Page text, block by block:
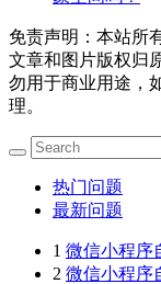
免责声明：本站所
文章和图片版权归
勿用于商业用途，
理。
热门问题
最新问题
1 微信小程序
2 微信小程序